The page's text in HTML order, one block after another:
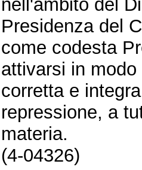
nell'ambito del
Presidenza del
come codesta
attivarsi in
corretta e
repressione, a
materia.
(4-04326)